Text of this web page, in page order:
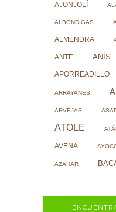
AJONJOLÍ
ALBÓNDIGAS
ALMENDRA
ANTE ANÍS
APORREADILLO
ARRAYANES
ARVEJAS
ATOLE
AVENA
AZAHAR